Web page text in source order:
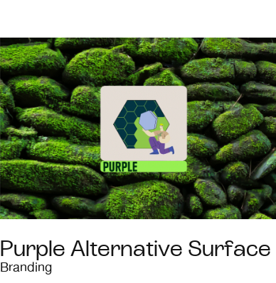
Purple Alternative Surface
Branding